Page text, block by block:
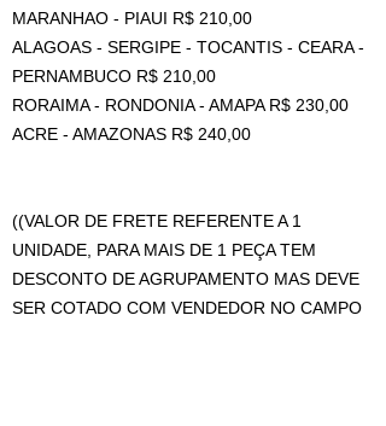
MARANHAO - PIAUI R$ 210,00
ALAGOAS - SERGIPE - TOCANTIS - CEARA -
PERNAMBUCO R$ 210,00
RORAIMA - RONDONIA - AMAPA R$ 230,00
ACRE - AMAZONAS R$ 240,00
((VALOR DE FRETE REFERENTE A 1
UNIDADE, PARA MAIS DE 1 PEÇA TEM
DESCONTO DE AGRUPAMENTO MAS DEVE
SER COTADO COM VENDEDOR NO CAMPO